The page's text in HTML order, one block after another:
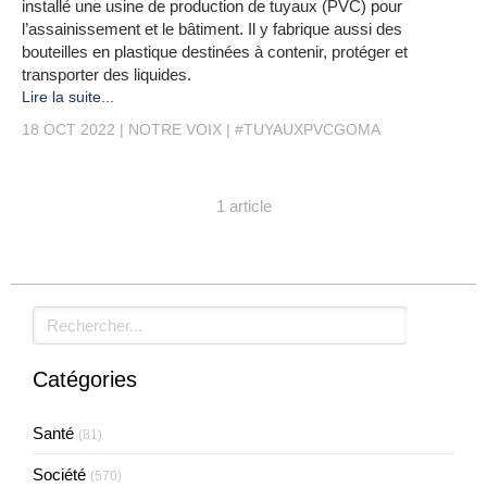
installé une usine de production de tuyaux (PVC) pour
l’assainissement et le bâtiment. Il y fabrique aussi des
bouteilles en plastique destinées à contenir, protéger et
transporter des liquides.
Lire la suite...
18 OCT 2022
NOTRE VOIX #TUYAUXPVCGOMA
1 article
Rechercher
Catégories
Santé (81)
Société (570)